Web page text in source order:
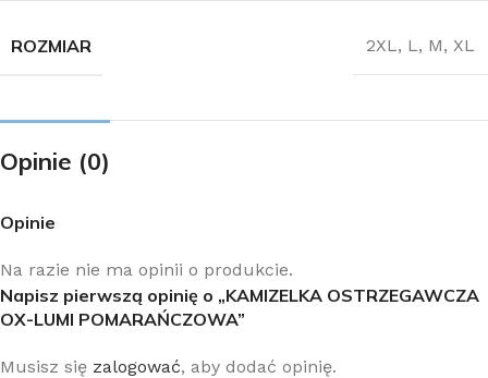
ROZMIAR 2XL, L, M, XL
Opinie (0)
Opinie
Na razie nie ma opinii o produkcie.
Napisz pierwszą opinię o „KAMIZELKA OSTRZEGAWCZA
OX-LUMI POMARAŃCZOWA”
Musisz się zalogować, aby dodać opinię.